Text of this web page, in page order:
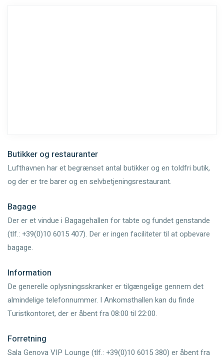
Butikker og restauranter
Lufthavnen har et begrænset antal butikker og en toldfri butik,
og der er tre barer og en selvbetjeningsrestaurant.
Bagage
Der er et vindue i Bagagehallen for tabte og fundet genstande
(tlf.: +39(0)10 6015 407). Der er ingen faciliteter til at opbevare
bagage.
Information
De generelle oplysningsskranker er tilgængelige gennem det
almindelige telefonnummer. I Ankomsthallen kan du finde
Turistkontoret, der er åbent fra 08:00 til 22:00.
Forretning
Sala Genova VIP Lounge (tlf.: +39(0)10 6015 380) er åbent fra